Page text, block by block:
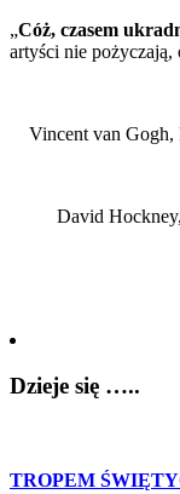
„Cóż, czasem
artyści nie
Vincent van Gogh,
David
Dzieje się …..
TROPEM